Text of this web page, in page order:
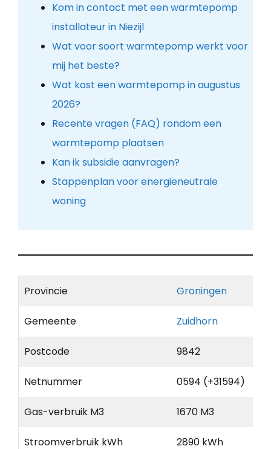
Kom in contact met een warmtepomp
installateur in Niezijl
Wat voor soort warmtepomp werkt voor
mij het beste?
Wat kost een warmtepomp in augustus
2026?
Recente vragen (FAQ) rondom een
warmtepomp plaatsen
Kan ik subsidie aanvragen?
Stappenplan voor energieneutrale
woning
Provincie Groningen
Gemeente Zuidhorn
Postcode 9842
Netnummer 0594 (+31594)
Gas-verbruik M3 1670 M3
Stroomverbruik kWh 2890 kWh